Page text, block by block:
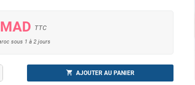
TTC
sous 1 à 2 jours
shopping_cart AJOUTER AU PANIER